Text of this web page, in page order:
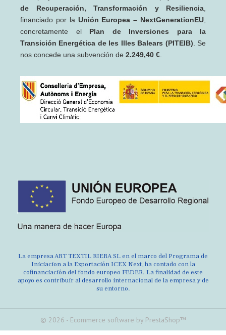
de Recuperación, Transformación y Resiliencia
financiado por la Unión Europea – NextGenerationEU
concretamente el Plan de Inversiones para la
Transición Energética de les Illes Balears (PITEIB) . Se
nos concede una subvención de 2.249,40 €
La empresa ART TEXTIL RIERA SL en el marco del Programa de
Iniciacion a la Exportación ICEX Next, ha contado con la
cofinanciación del fondo europeo FEDER. La finalidad de este
apoyo es contribuir al desarrollo internacional de la empresa y de
su entorno.
© 2026 - Ecommerce software by PrestaShop™